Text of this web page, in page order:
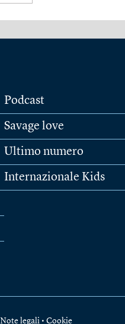
Podcast
Savage love
Ultimo numero
Internazionale Kids
Note legali • Cookie